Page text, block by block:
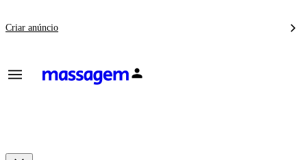
Criar anúncio